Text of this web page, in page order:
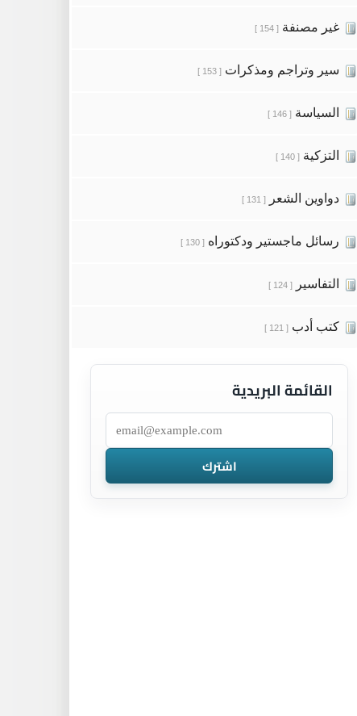
غير مصنفة [ 154 ]
سير وتراجم ومذكرات [ 153 ]
السياسة [ 146 ]
التزكية [ 140 ]
دواوين الشعر [ 131 ]
رسائل ماجستير ودكتوراه [ 130 ]
التفاسير [ 124 ]
كتب أدب [ 121 ]
القائمة البريدية